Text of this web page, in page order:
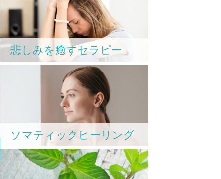
悲しみを癒すセラピー
ソマティックヒーリング